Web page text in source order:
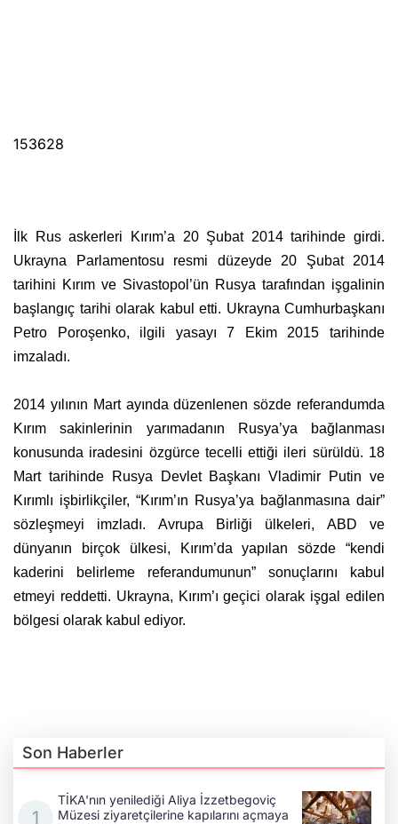
153628
İlk Rus askerleri Kırım’a 20 Şubat 2014 tarihinde girdi.
Ukrayna Parlamentosu resmi düzeyde 20 Şubat 2014
tarihini Kırım ve Sivastopol’ün Rusya tarafından işgalinin
başlangıç tarihi olarak kabul etti. Ukrayna Cumhurbaşkanı
Petro Poroşenko, ilgili yasayı 7 Ekim 2015 tarihinde
imzaladı.
2014 yılının Mart ayında düzenlenen sözde referandumda
Kırım sakinlerinin yarımadanın Rusya’ya bağlanması
konusunda iradesini özgürce tecelli ettiği ileri sürüldü. 18
Mart tarihinde Rusya Devlet Başkanı Vladimir Putin ve
Kırımlı işbirlikçiler, “Kırım’ın Rusya’ya bağlanmasına dair”
sözleşmeyi imzladı. Avrupa Birliği ülkeleri, ABD ve
dünyanın birçok ülkesi, Kırım’da yapılan sözde “kendi
kaderini belirleme referandumunun” sonuçlarını kabul
etmeyi reddetti. Ukrayna, Kırım’ı geçici olarak işgal edilen
bölgesi olarak kabul ediyor.
Son Haberler
TİKA'nın yenilediği Aliya İzzetbegoviç
Müzesi ziyaretçilerine kapılarını açmaya